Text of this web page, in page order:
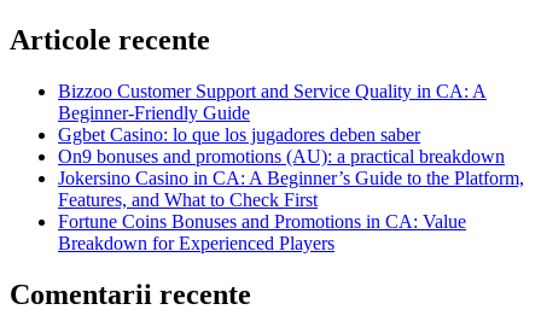
Articole recente
Bizzoo Customer Support and Service Quality in CA: A
Beginner-Friendly Guide
Ggbet Casino: lo que los jugadores deben saber
On9 bonuses and promotions (AU): a practical breakdown
Jokersino Casino in CA: A Beginner’s Guide to the Platform,
Features, and What to Check First
Fortune Coins Bonuses and Promotions in CA: Value
Breakdown for Experienced Players
Comentarii recente